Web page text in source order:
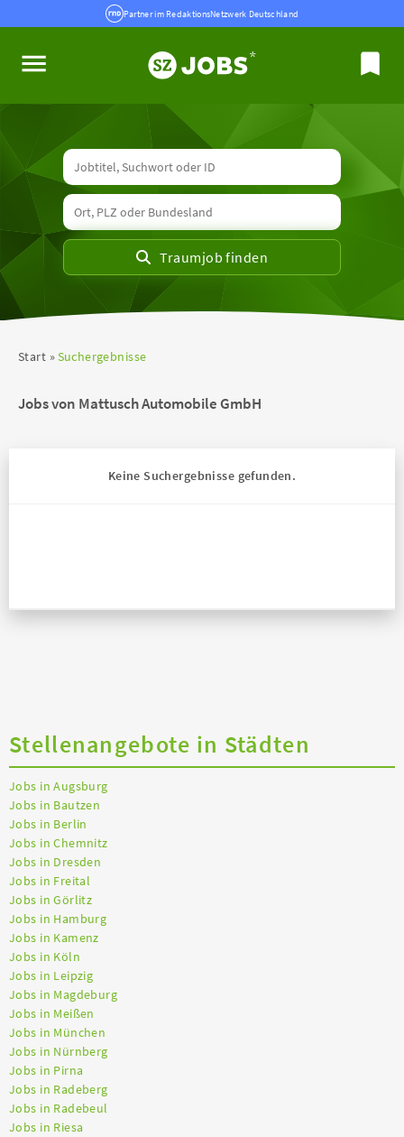
Partner im RedaktionsNetzwerk Deutschland
Start Suchergebnisse
Jobs von Mattusch Automobile GmbH
Keine Suchergebnisse gefunden.
Stellenangebote in Städten
Jobs in Augsburg
Jobs in Bautzen
Jobs in Berlin
Jobs in Chemnitz
Jobs in Dresden
Jobs in Freital
Jobs in Görlitz
Jobs in Hamburg
Jobs in Kamenz
Jobs in Köln
Jobs in Leipzig
Jobs in Magdeburg
Jobs in Meißen
Jobs in München
Jobs in Nürnberg
Jobs in Pirna
Jobs in Radeberg
Jobs in Radebeul
Jobs in Riesa